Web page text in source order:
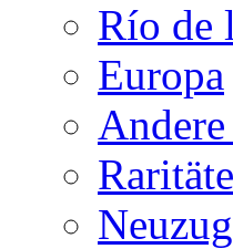
Río de
Europa